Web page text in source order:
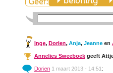
Inge, Dorien, Anja, Jeanneen
Annelies Sweeboekgeeft
Dorien 1 maart 2013 - 14:51 :